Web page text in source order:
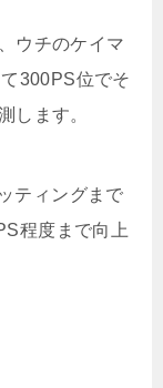
ウチのケイマ
300PS位でそ
します。
ティングまで
程度まで向上